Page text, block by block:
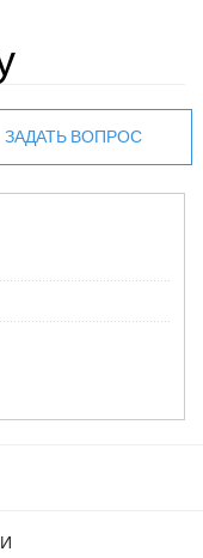
ЗАДАТЬ ВОПРОС